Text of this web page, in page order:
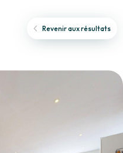
Revenir aux résultats